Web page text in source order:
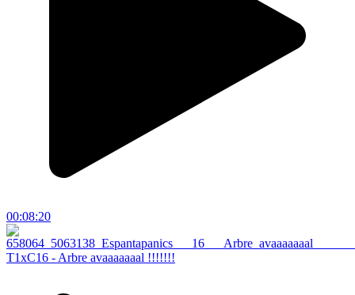
00:08:20
T1xC16 - Arbre avaaaaaaal !!!!!!!